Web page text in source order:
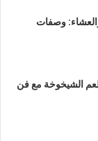
وصفات
الشيخوخة مع فن